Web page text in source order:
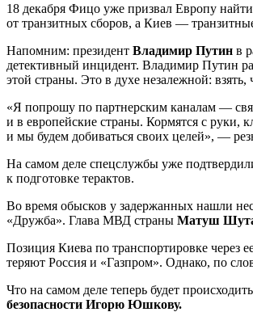
18 декабря Фицо уже призвал Европу
от транзитных сборов, а Киев —
Напомним: президент Владимир Путин в
детективный инцидент. Владимир Путин
этой страны. Это в духе незалежной:
«Я попрошу по партнерским каналам —
и в европейские страны. Кормятся с
и мы будем добиваться своих целей», —
На самом деле спецслужбы уже
к подготовке терактов.
Во время обысков у задержанных нашли
«Дружба». Глава МВД страны Матуш
Позиция Киева по транспортировке через
теряют Россия и «Газпром». Однако, по
Что на самом деле теперь будет
безопасности Игорю Юшкову.